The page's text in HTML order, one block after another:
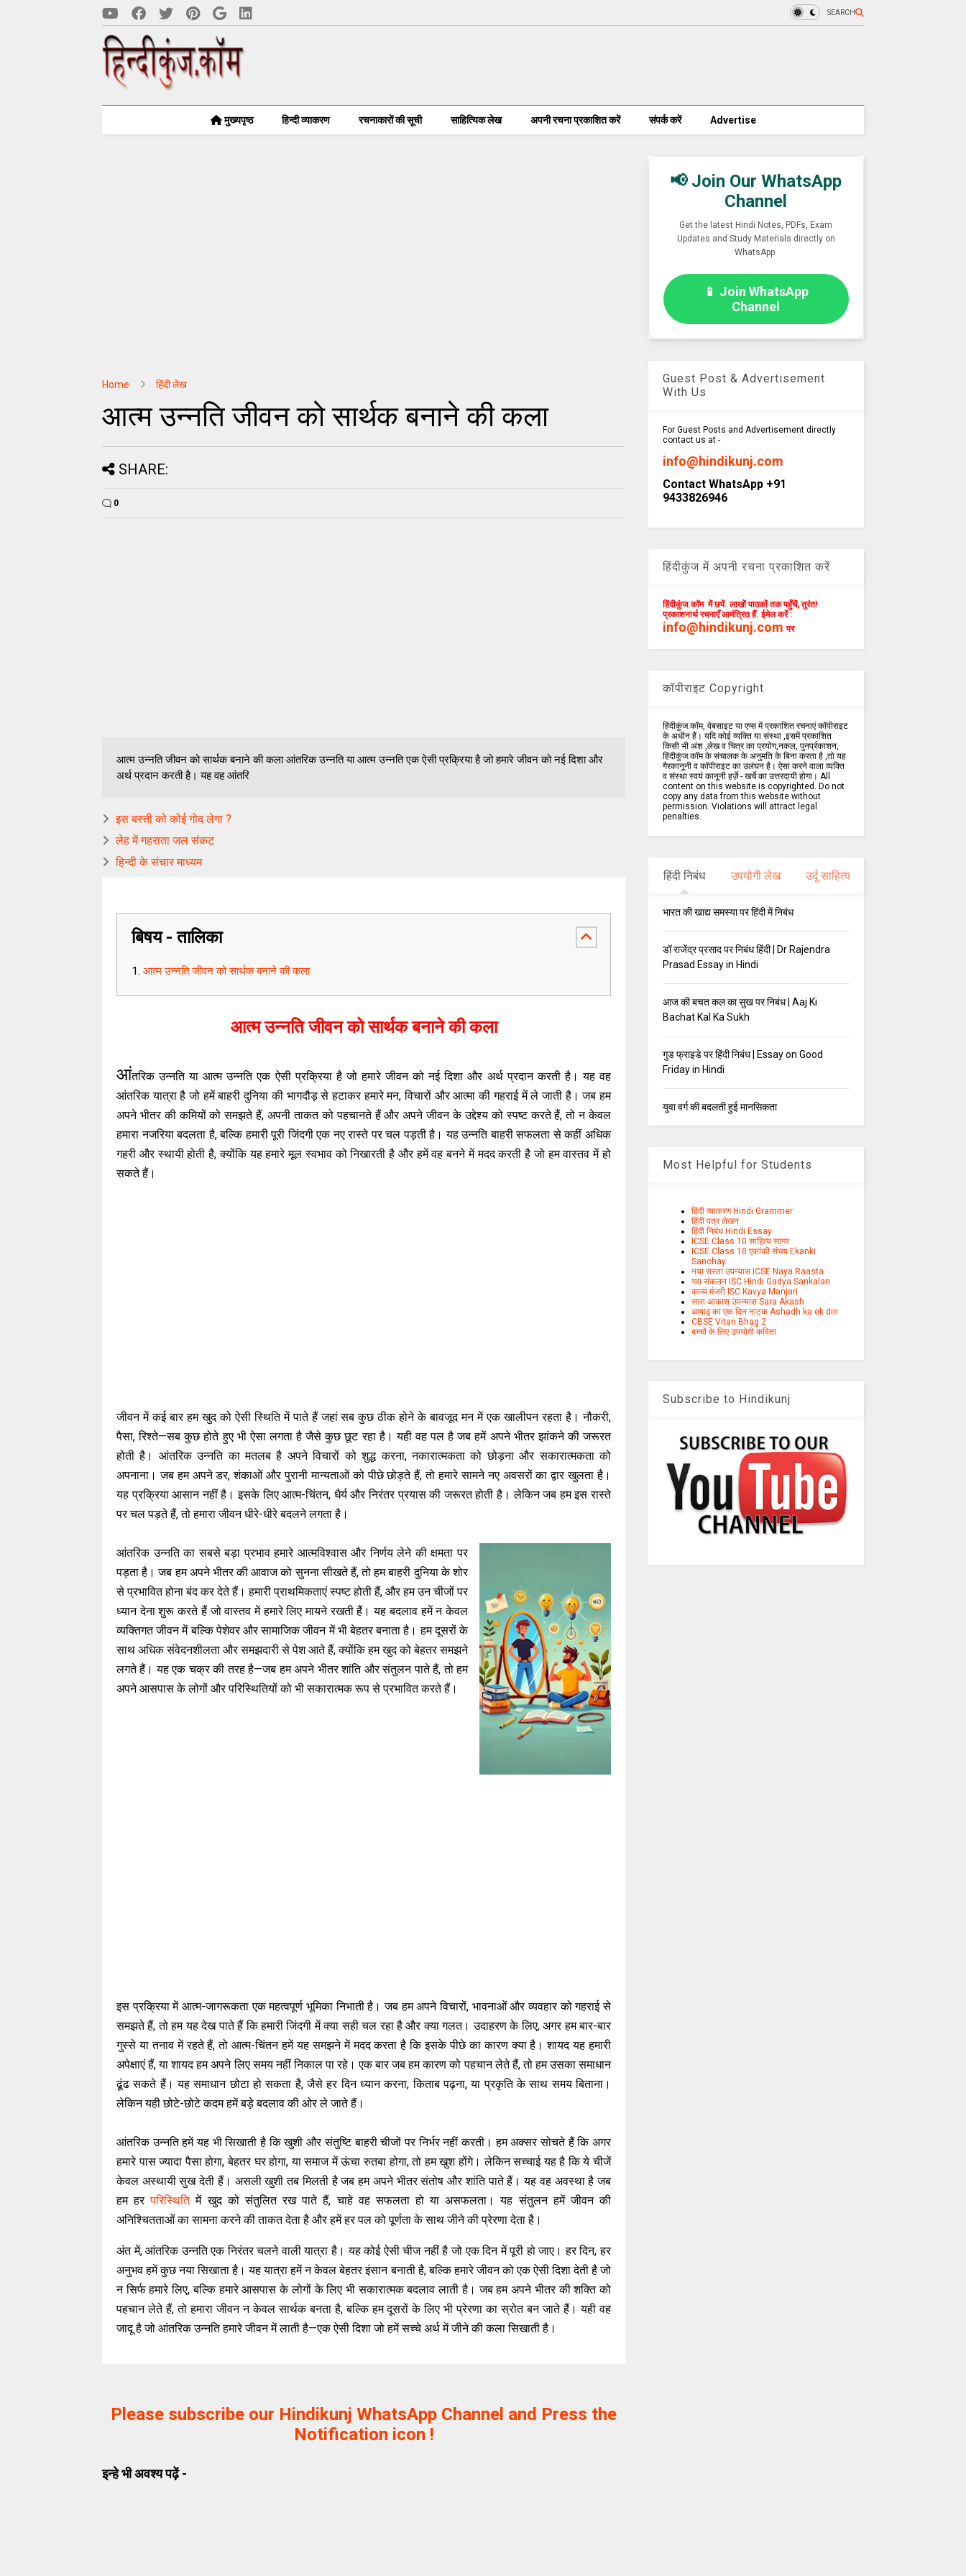
SEARCH
मुख्यपृष्ठ हिन्दी व्याकरण रचनाकारों की सूची साहित्यिक लेख अपनी रचना प्रकाशित करें संपर्क करें Advertise
Home हिंदी लेख
आत्म उन्नति जीवन को सार्थक बनाने की कला
SHARE:
0
आत्म उन्नति जीवन को सार्थक बनाने की कला आंतरिक उन्नति या आत्म उन्नति एक ऐसी प्रक्रिया है जो हमारे जीवन को नई दिशा और
अर्थ प्रदान करती है। यह वह आंतरि
इस बस्ती को कोई गोद लेगा ?
लेह में गहराता जल संकट
हिन्दी के संचार माध्यम
बिषय - तालिका
आत्म उन्नति जीवन को सार्थक बनाने की कला
आत्म उन्नति जीवन को सार्थक बनाने की कला
आंतरिक उन्नति या आत्म उन्नति एक ऐसी प्रक्रिया है जो हमारे जीवन को नई दिशा और अर्थ प्रदान करती है। यह वह
आंतरिक यात्रा है जो हमें बाहरी दुनिया की भागदौड़ से हटाकर हमारे मन, विचारों और आत्मा की गहराई में ले जाती है। जब हम
अपने भीतर की कमियों को समझते हैं, अपनी ताकत को पहचानते हैं और अपने जीवन के उद्देश्य को स्पष्ट करते हैं, तो न केवल
हमारा नजरिया बदलता है, बल्कि हमारी पूरी जिंदगी एक नए रास्ते पर चल पड़ती है। यह उन्नति बाहरी सफलता से कहीं अधिक
गहरी और स्थायी होती है, क्योंकि यह हमारे मूल स्वभाव को निखारती है और हमें वह बनने में मदद करती है जो हम वास्तव में हो
सकते हैं।
जीवन में कई बार हम खुद को ऐसी स्थिति में पाते हैं जहां सब कुछ ठीक होने के बावजूद मन में एक खालीपन रहता है। नौकरी,
पैसा, रिश्ते—सब कुछ होते हुए भी ऐसा लगता है जैसे कुछ छूट रहा है। यही वह पल है जब हमें अपने भीतर झांकने की जरूरत
होती है। आंतरिक उन्नति का मतलब है अपने विचारों को शुद्ध करना, नकारात्मकता को छोड़ना और सकारात्मकता को
अपनाना। जब हम अपने डर, शंकाओं और पुरानी मान्यताओं को पीछे छोड़ते हैं, तो हमारे सामने नए अवसरों का द्वार खुलता है।
यह प्रक्रिया आसान नहीं है। इसके लिए आत्म-चिंतन, धैर्य और निरंतर प्रयास की जरूरत होती है। लेकिन जब हम इस रास्ते
पर चल पड़ते हैं, तो हमारा जीवन धीरे-धीरे बदलने लगता है।
आंतरिक उन्नति का सबसे बड़ा प्रभाव हमारे आत्मविश्वास और निर्णय लेने की क्षमता पर
पड़ता है। जब हम अपने भीतर की आवाज को सुनना सीखते हैं, तो हम बाहरी दुनिया के शोर
से प्रभावित होना बंद कर देते हैं। हमारी प्राथमिकताएं स्पष्ट होती हैं, और हम उन चीजों पर
ध्यान देना शुरू करते हैं जो वास्तव में हमारे लिए मायने रखती हैं। यह बदलाव हमें न केवल
व्यक्तिगत जीवन में बल्कि पेशेवर और सामाजिक जीवन में भी बेहतर बनाता है। हम दूसरों के
साथ अधिक संवेदनशीलता और समझदारी से पेश आते हैं, क्योंकि हम खुद को बेहतर समझने
लगते हैं। यह एक चक्र की तरह है—जब हम अपने भीतर शांति और संतुलन पाते हैं, तो हम
अपने आसपास के लोगों और परिस्थितियों को भी सकारात्मक रूप से प्रभावित करते हैं।
इस प्रक्रिया में आत्म-जागरूकता एक महत्वपूर्ण भूमिका निभाती है। जब हम अपने विचारों, भावनाओं और व्यवहार को गहराई से
समझते हैं, तो हम यह देख पाते हैं कि हमारी जिंदगी में क्या सही चल रहा है और क्या गलत। उदाहरण के लिए, अगर हम बार-बार
गुस्से या तनाव में रहते हैं, तो आत्म-चिंतन हमें यह समझने में मदद करता है कि इसके पीछे का कारण क्या है। शायद यह हमारी
अपेक्षाएं हैं, या शायद हम अपने लिए समय नहीं निकाल पा रहे। एक बार जब हम कारण को पहचान लेते हैं, तो हम उसका समाधान
ढूंढ सकते हैं। यह समाधान छोटा हो सकता है, जैसे हर दिन ध्यान करना, किताब पढ़ना, या प्रकृति के साथ समय बिताना।
लेकिन यही छोटे-छोटे कदम हमें बड़े बदलाव की ओर ले जाते हैं।
आंतरिक उन्नति हमें यह भी सिखाती है कि खुशी और संतुष्टि बाहरी चीजों पर निर्भर नहीं करती। हम अक्सर सोचते हैं कि अगर
हमारे पास ज्यादा पैसा होगा, बेहतर घर होगा, या समाज में ऊंचा रुतबा होगा, तो हम खुश होंगे। लेकिन सच्चाई यह है कि ये चीजें
केवल अस्थायी सुख देती हैं। असली खुशी तब मिलती है जब हम अपने भीतर संतोष और शांति पाते हैं। यह वह अवस्था है जब
हम हरपरिस्थितिमें खुद को संतुलित रख पाते हैं, चाहे वह सफलता हो या असफलता। यह संतुलन हमें जीवन की
अनिश्चितताओं का सामना करने की ताकत देता है और हमें हर पल को पूर्णता के साथ जीने की प्रेरणा देता है।
अंत में, आंतरिक उन्नति एक निरंतर चलने वाली यात्रा है। यह कोई ऐसी चीज नहीं है जो एक दिन में पूरी हो जाए। हर दिन, हर
अनुभव हमें कुछ नया सिखाता है। यह यात्रा हमें न केवल बेहतर इंसान बनाती है, बल्कि हमारे जीवन को एक ऐसी दिशा देती है जो
न सिर्फ हमारे लिए, बल्कि हमारे आसपास के लोगों के लिए भी सकारात्मक बदलाव लाती है। जब हम अपने भीतर की शक्ति को
पहचान लेते हैं, तो हमारा जीवन न केवल सार्थक बनता है, बल्कि हम दूसरों के लिए भी प्रेरणा का स्रोत बन जाते हैं। यही वह
जादू है जो आंतरिक उन्नति हमारे जीवन में लाती है—एक ऐसी दिशा जो हमें सच्चे अर्थ में जीने की कला सिखाती है।
Please subscribe our Hindikunj WhatsApp Channel and Press the
Notification icon !
इन्हे भी अवश्य पढ़ें -
📢 Join Our WhatsApp
Channel
Get the latest Hindi Notes, PDFs, Exam
Updates and Study Materials directly on
WhatsApp.
📱 Join WhatsApp
Channel
Guest Post & Advertisement
With Us
For Guest Posts and Advertisement directly
contact us at -
info@hindikunj.com
Contact WhatsApp +91
9433826946
हिंदीकुंज में अपनी रचना प्रकाशित करें
हिंदीकुंज.कॉम में छपें. लाखों पाठकों तक पहुँचें, तुरंत!
प्रकाशनार्थ रचनाएँ आमंत्रित हैं. ईमेल करें :
info@hindikunj.com पर
कॉपीराइट Copyright
हिंदीकुंज.कॉम, वेबसाइट या एप्स में प्रकाशित रचनाएं कॉपीराइट
के अधीन हैं। यदि कोई व्यक्ति या संस्था ,इसमें प्रकाशित
किसी भी अंश ,लेख व चित्र का प्रयोग,नकल, पुनर्प्रकाशन,
हिंदीकुंज.कॉम के संचालक के अनुमति के बिना करता है ,तो यह
गैरकानूनी व कॉपीराइट का उलंघन है। ऐसा करने वाला व्यक्ति
व संस्था स्वयं कानूनी हर्ज़े - खर्चे का उत्तरदायी होगा। All
content on this website is copyrighted. Do not
copy any data from this website without
permission. Violations will attract legal
penalties.
हिंदी निबंध उपयोगी लेख उर्दू साहित्य
भारत की खाद्य समस्या पर हिंदी में निबंध
डॉ राजेंद्र प्रसाद पर निबंध हिंदी | Dr Rajendra
Prasad Essay in Hindi
आज की बचत कल का सुख पर निबंध | Aaj Ki
Bachat Kal Ka Sukh
गुड फ्राइडे पर हिंदी निबंध | Essay on Good
Friday in Hindi
युवा वर्ग की बदलती हुई मानसिकता
Most Helpful for Students
हिंदी व्याकरण Hindi Grammer
हिंदी पत्र लेखन
हिंदी निबंध Hindi Essay
ICSE Class 10 साहित्य सागर
ICSE Class 10 एकांकी संचय Ekanki
Sanchay
नया रास्ता उपन्यास ICSE Naya Raasta
गद्य संकलन ISC Hindi Gadya Sankalan
काव्य मंजरी ISC Kavya Manjari
सारा आकाश उपन्यास Sara Akash
आषाढ़ का एक दिन नाटक Ashadh ka ek din
CBSE Vitan Bhag 2
बच्चों के लिए उपयोगी कविता
Subscribe to Hindikunj